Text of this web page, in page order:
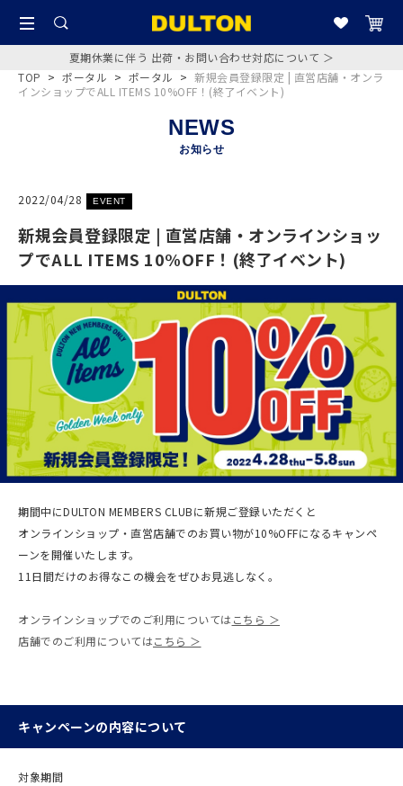
夏期休業に伴う 出荷・お問い合わせ対応について ＞
TOP > ポータル > ポータル > 新規会員登録限定 | 直営店舗・オンラ
インショップでALL ITEMS 10%OFF！(終了イベント)
NEWS
お知らせ
2022/04/28 EVENT
新規会員登録限定 | 直営店舗・オンラインショッ
プでALL ITEMS 10%OFF！(終了イベント)
期間中にDULTON MEMBERS CLUBに新規ご登録いただくと
オンラインショップ・直営店舗でのお買い物が10%OFFになるキャンペ
ーンを開催いたします。
11日間だけのお得なこの機会をぜひお見逃しなく。
オンラインショップでのご利用については こちら ＞
店舗でのご利用についてはこちら ＞
キャンペーンの内容について
対象期間